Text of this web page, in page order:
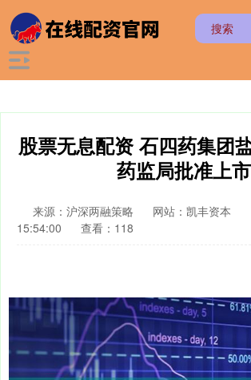
股票无息配资 石四药集团
药监局批准上市
来源：沪深两融策略 网站：凯丰资本
15:54:00
查看：118